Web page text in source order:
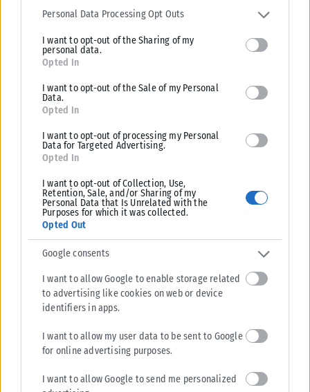
services and may gather and store information including but not
deny consent to Google and its third-party tags to use your data
for below specified purposes in below Google consent section.
Personal Data Processing Opt Outs
I want to opt-out of the Sharing of my
personal data.
Opted In
I want to opt-out of the Sale of my Personal
Data.
Opted In
I want to opt-out of processing my Personal
Data for Targeted Advertising.
Opted In
I want to opt-out of Collection, Use,
Retention, Sale, and/or Sharing of my
Personal Data that Is Unrelated with the
Purposes for which it was collected.
Opted Out
Google consents
I want to allow Google to enable storage related
to advertising like cookies on web or device
identifiers in apps.
I want to allow my user data to be sent to Google
for online advertising purposes.
I want to allow Google to send me personalized
ΟΙΚΟΝΟΜΊΑ
Αυγούστου
Συνολικά 56.756.000 ευρώ θα καταβληθούν σε 58.370 δικαιούχους, από
τις 10 έως 14 Αυγούστου, στο πλαίσιο των προγραμματισμένων
καταβολών του...
ΑΝΑΡΤΉΘΗΚΕ ΑΠΌKARFITSANEWS